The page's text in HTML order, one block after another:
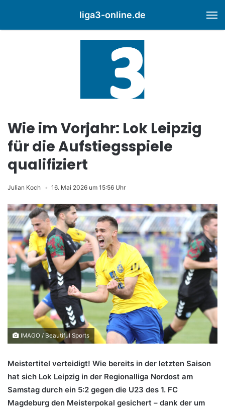
liga3-online.de
Wie im Vorjahr: Lok Leipzig
für die Aufstiegsspiele
qualifiziert
Julian Koch 16. Mai 2026 um 15:56 Uhr
IMAGO / Beautiful Sports
Meistertitel verteidigt! Wie bereits in der letzten Saison
hat sich Lok Leipzig in der Regionalliga Nordost am
Samstag durch ein 5:2 gegen die U23 des 1. FC
Magdeburg den Meisterpokal gesichert – dank der um